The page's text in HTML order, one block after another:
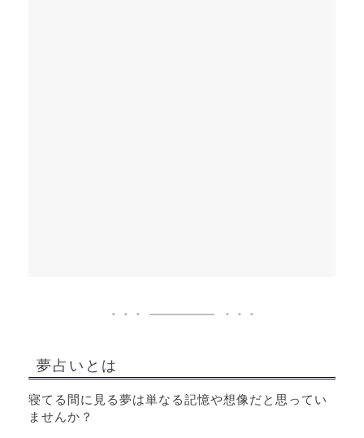
夢占いとは
寝てる間に見る夢は単なる記憶や想像だと思ってい
ませんか？